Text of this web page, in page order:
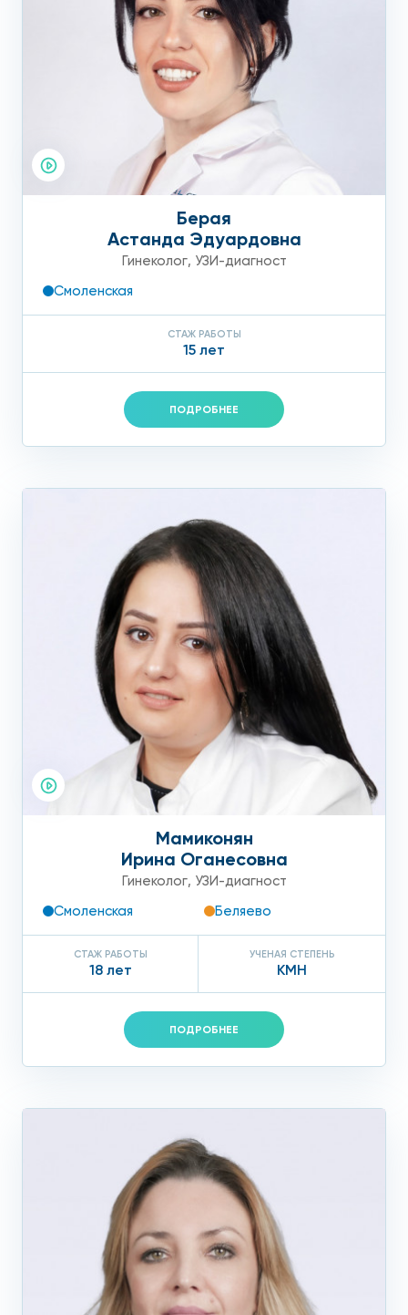
Берая
Астанда Эдуардовна
Гинеколог, УЗИ-диагност
Смоленская
СТАЖ РАБОТЫ
15 лет
ПОДРОБНЕЕ
Мамиконян
Ирина Оганесовна
Гинеколог, УЗИ-диагност
Смоленская
Беляево
СТАЖ РАБОТЫ
18 лет
УЧЕНАЯ СТЕПЕНЬ
КМН
ПОДРОБНЕЕ